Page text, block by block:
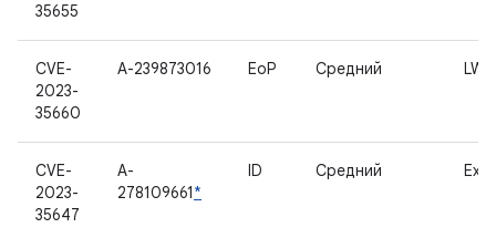
35655
CVE-
2023-
35660
A-239873016 EoP Средний
CVE-
2023-
35647
A-
278109661*
ID Средний